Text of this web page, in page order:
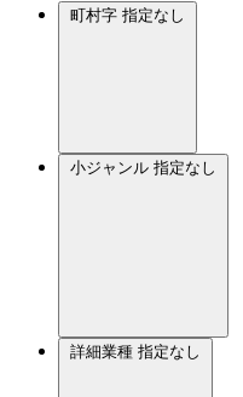
町村字 指定なし
小ジャンル 指定なし
詳細業種 指定なし